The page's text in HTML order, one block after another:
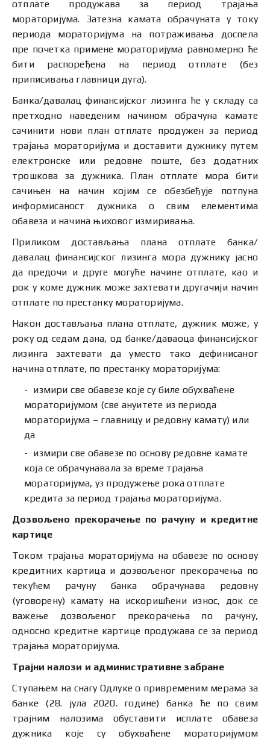
отплате продужава за период трајања
мораторијума. Затезна камата обрачуната у току
периода мораторијума на потраживања доспела
пре почетка примене мораторијума равномерно ће
бити распоређена на период отплате (без
приписивања главници дуга).
Банка/давалац финансијског лизинга ће у складу са
претходно наведеним начином обрачуна камате
сачинити нови план отплате продужен за период
трајања мораторијума и доставити дужнику путем
електронске или редовне поште, без додатних
трошкова за дужника. План отплате мора бити
сачињен на начин којим се обезбеђује потпуна
информисаност дужника о свим елементима
обавеза и начина њиховог измиривања.
Приликом достављања плана отплате банка/
давалац финансијског лизинга мора дужнику јасно
да предочи и друге могуће начине отплате, као и
рок у коме дужник може захтевати другачији начин
отплате по престанку мораторијума.
Након достављања плана отплате, дужник може, у
року од седам дана, од банке/даваоца финансијског
лизинга захтевати да уместо тако дефинисаног
начина отплате, по престанку мораторијума:
измири све обавезе које су биле обухваћене
мораторијумом (све ануитете из периода
мораторијума – главницу и редовну камату) или
да
измири све обавезе по основу редовне камате
која се обрачунавала за време трајања
мораторијума, уз продужење рока отплате
кредита за период трајања мораторијума.
Дозвољено прекорачење по рачуну и кредитне
картице
Током трајања мораторијума на обавезе по основу
кредитних картица и дозвољеног прекорачења по
текућем рачуну банка обрачунава редовну
(уговорену) камату на искоришћени износ, док се
важење дозвољеног прекорачења по рачуну,
односно кредитне картице продужава се за период
трајања мораторијума.
Трајни налози и административне забране
Ступањем на снагу Одлуке о привременим мерама за
банке (28. јула 2020. године) банка ће по свим
трајним налозима обуставити исплате обавеза
дужника које су обухваћене мораторијумом